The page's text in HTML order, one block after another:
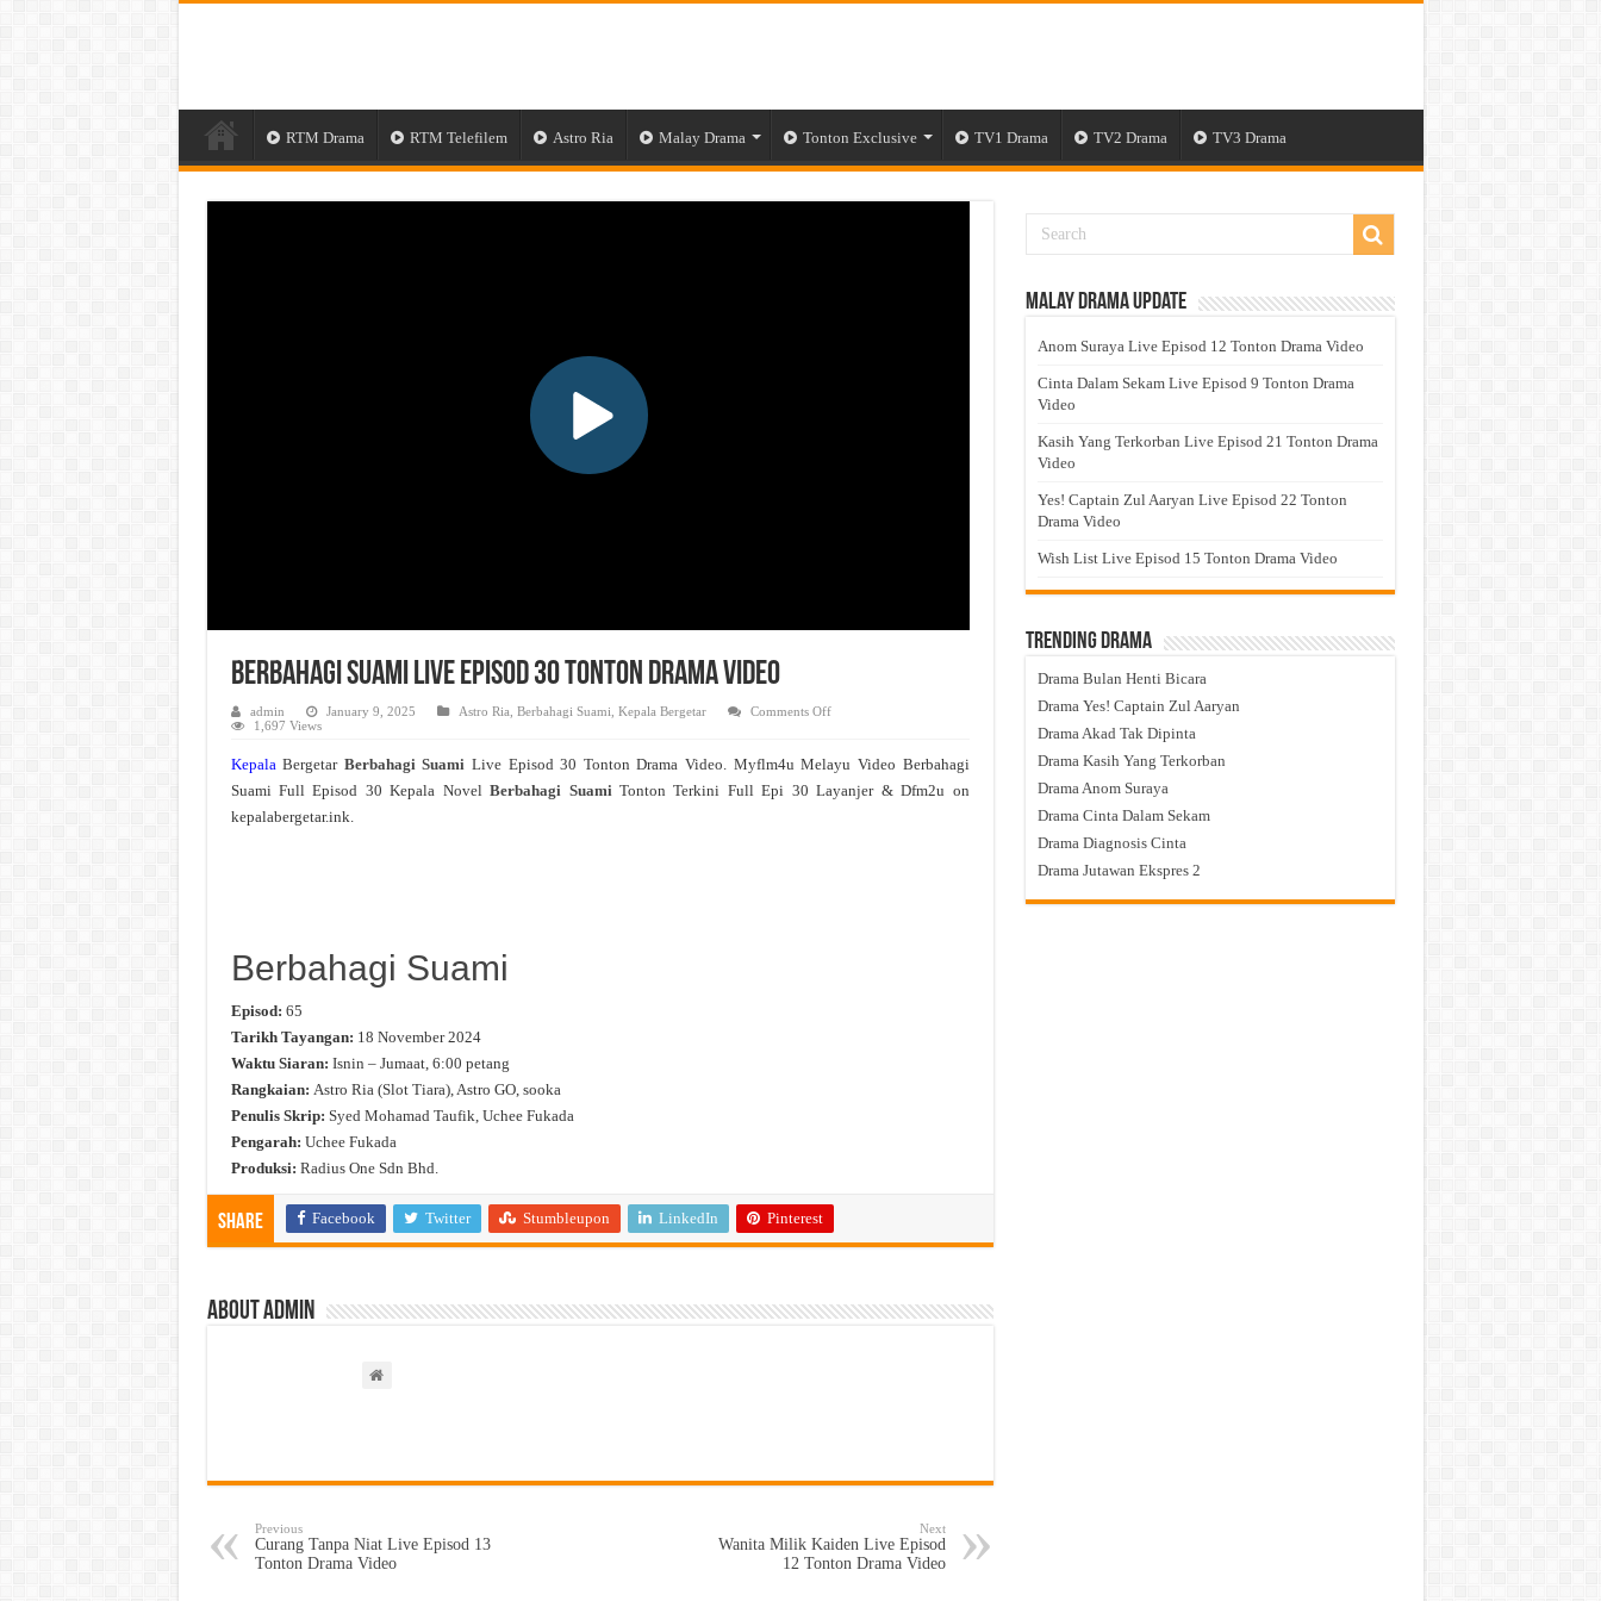
RTM Drama RTM Telefilem Astro Ria Malay Drama Tonton Exclusive TV1 Drama TV2 Drama TV3 Drama
Berbahagi Suami Live Episod 30 Tonton Drama Video
admin January 9, 2025 Astro Ria Berbahagi Suami Kepala Bergetar Comments Offon
Episod
Tonton
1,697 Views
KepalaBergetar Berbahagi Suami Live Episod 30 Tonton Drama Video. Myflm4u Melayu Video Berbahagi
Suami Full Episod 30 Kepala NovelBerbahagi Suami Tonton Terkini Full Epi 30 Layanjer & Dfm2u on
kepalabergetar.ink.
Berbahagi Suami
Episod: 65
Tarikh Tayangan: 18 November 2024
Waktu Siaran: Isnin – Jumaat, 6:00 petang
Rangkaian: Astro Ria (Slot Tiara), Astro GO, sooka
Penulis Skrip: Syed Mohamad Taufik, Uchee Fukada
Pengarah: Uchee Fukada
Produksi: Radius One Sdn Bhd.
Share Facebook Twitter Stumbleupon LinkedIn Pinterest
About admin
Previous
Curang Tanpa Niat Live Episod 13
Tonton Drama Video
Next
Wanita Milik Kaiden Live Episod
12 Tonton Drama Video
Malay Drama Update
Anom Suraya Live Episod 12 Tonton Drama Video
Cinta Dalam Sekam Live Episod 9 Tonton Drama
Video
Kasih Yang Terkorban Live Episod 21 Tonton Drama
Video
Yes! Captain Zul Aaryan Live Episod 22 Tonton
Drama Video
Wish List Live Episod 15 Tonton Drama Video
Trending Drama
Drama Bulan Henti Bicara
Drama Yes! Captain Zul Aaryan
Drama Akad Tak Dipinta
Drama Kasih Yang Terkorban
Drama Anom Suraya
Drama Cinta Dalam Sekam
Drama Diagnosis Cinta
Drama Jutawan Ekspres 2